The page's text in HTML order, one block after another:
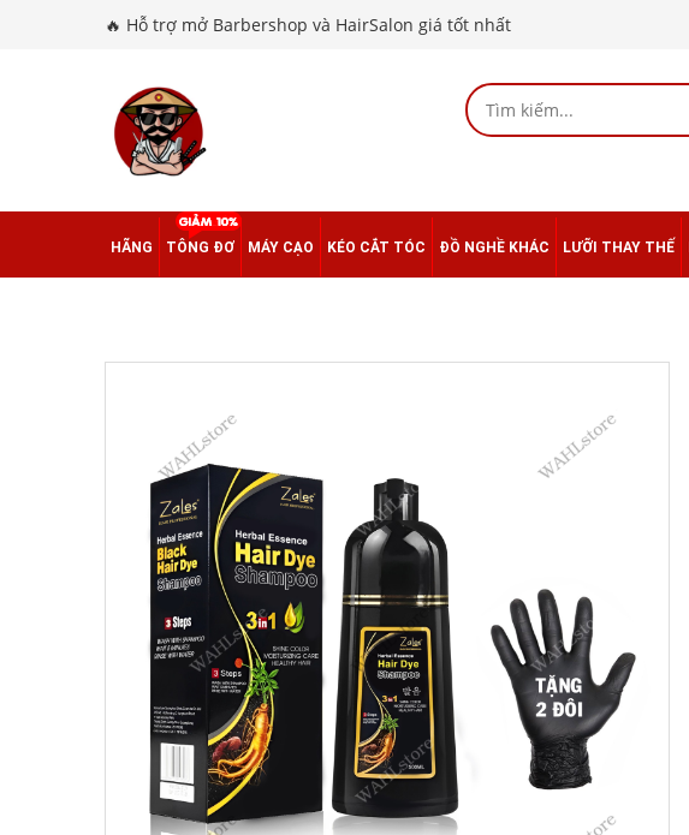
🔥 Hỗ trợ mở Barbershop và HairSalon giá tốt nhất
HÃNG TÔNG ĐƠ MÁY CẠO KÉO CẮT TÓC ĐỒ NGHỀ KHÁC LƯỠI THAY THẾ